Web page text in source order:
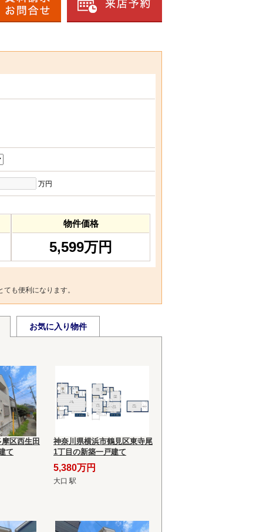
万円
物件価格
5,599万円
も便利になります。
お気に入り物件
区西生田
て
神奈川県横浜市鶴見区東寺尾
1丁目の新築一戸建て
5,380万円
大口 駅